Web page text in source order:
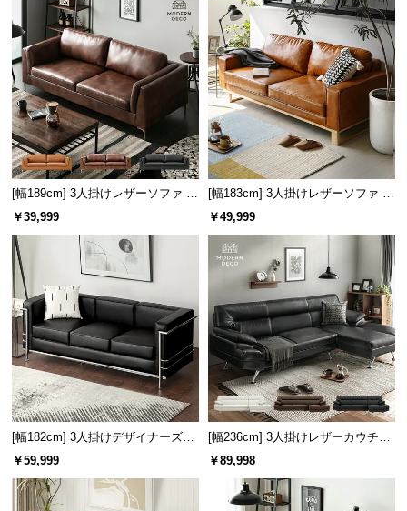
報
o.,
[幅189cm] 3人掛けレザーソファ モ
ダン ヴィンテージ スクエアフォル
￥39,999
[幅183cm] 3人掛けレザーソファ 木
脚 2人掛け ヴィンテージ風 スクエ
￥49,999
[幅182cm] 3人掛けデザイナーズソ
ファ ル・コルビジェ LC2 名作 リ
￥59,999
[幅236cm] 3人掛けレザーカウチソ
ファ
￥89,998